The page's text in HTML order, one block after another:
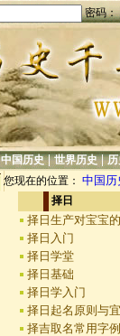
密码：
中国历史|世界历史|历
您现在的位置： 中国历
择日
择日生产对宝宝
择日入门
择日学堂
择日基础
择日学入门
择日起名原则与
择吉取名常用字